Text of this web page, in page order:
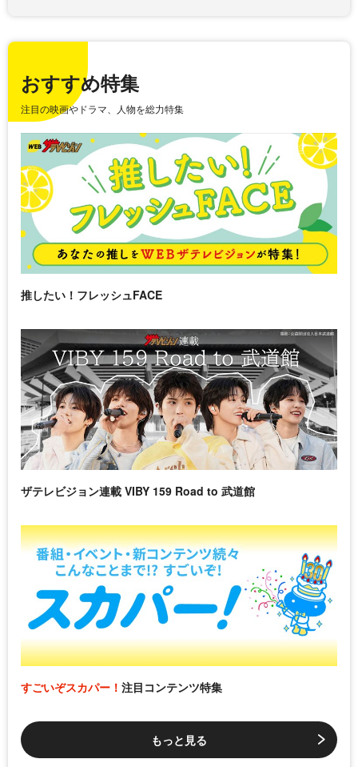
おすすめ特集
注目の映画やドラマ、人物を総力特集
推したい！フレッシュFACE
ザテレビジョン連載 VIBY 159 Road to 武道館
すごいぞスカパー！ 注目コンテンツ特集
もっと見る